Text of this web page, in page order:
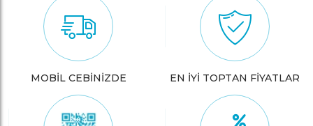
MOBİL CEBİNİZDE EN İYİ TOPTAN FİYATLAR